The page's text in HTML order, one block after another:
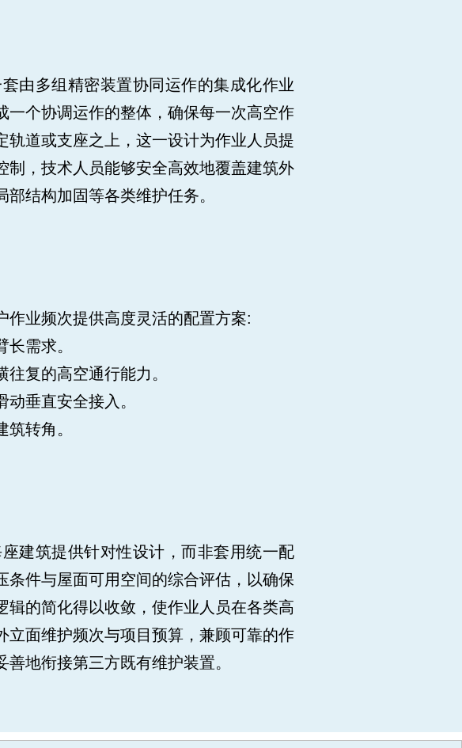
由多组精密装置协同运作的集成化作业
个协调运作的整体，确保每一次高空作
道或支座之上，这一设计为作业人员提
，技术人员能够安全高效地覆盖建筑外
结构加固等各类维护任务。
作业频次提供高度灵活的配置方案:
需求。
复的高空通行能力。
垂直安全接入。
转角。
建筑提供针对性设计，而非套用统一配
件与屋面可用空间的综合评估，以确保
的简化得以收敛，使作业人员在各类高
立面维护频次与项目预算，兼顾可靠的作
地衔接第三方既有维护装置。